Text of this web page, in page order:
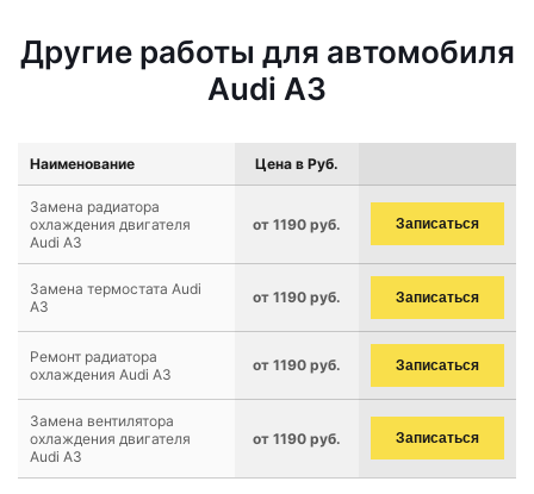
Другие работы для автомобиля
Audi A3
Наименование Цена в Руб.
Замена радиатора
охлаждения двигателя
Audi A3
от 1190 руб. Записаться
Замена термостата Audi
A3
от 1190 руб. Записаться
Ремонт радиатора
охлаждения Audi A3
от 1190 руб. Записаться
Замена вентилятора
охлаждения двигателя
Audi A3
от 1190 руб. Записаться